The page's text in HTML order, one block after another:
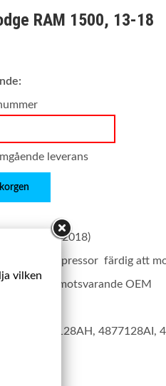
RAM 1500, 13-18
leverans
1500 (2013-2018)
kompressor färdig att
motsvarande OEM
4877128AH, 4877128AI,
vilken